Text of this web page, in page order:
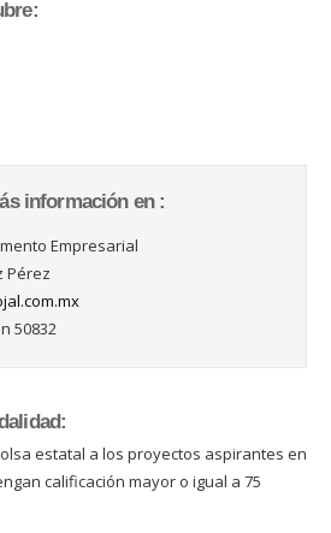
información en :
Empresarial
Pérez
50832
estatal a los proyectos aspirantes en
calificación mayor o igual a 75